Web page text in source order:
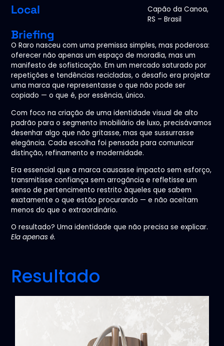
Local
Capão da Canoa,
RS – Brasil
Briefing
O Raro nasceu com uma premissa simples, mas poderosa:
oferecer não apenas um espaço de moradia, mas um
manifesto de sofisticação. Em um mercado saturado por
repetições e tendências recicladas, o desafio era projetar
uma marca que representasse o que não pode ser
copiado — o que é, por essência, único.
Com foco na criação de uma identidade visual de alto
padrão para o segmento imobiliário de luxo, precisávamos
desenhar algo que não gritasse, mas que sussurrasse
elegância. Cada escolha foi pensada para comunicar
distinção, refinamento e modernidade.
Era essencial que a marca causasse impacto sem esforço,
transmitisse confiança sem arrogância e refletisse um
senso de pertencimento restrito àqueles que sabem
exatamente o que estão procurando — e não aceitam
menos do que o extraordinário.
O resultado? Uma identidade que não precisa se explicar.
Ela apenas é.
Resultado